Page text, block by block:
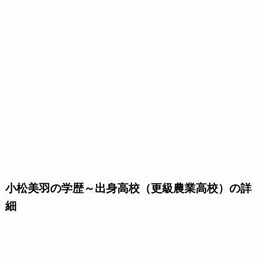
小松美羽の学歴～出身高校（更級農業高校）の詳
細